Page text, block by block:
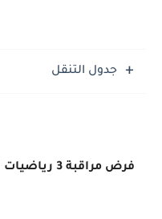
جدول التنقل
فرض مراقبة 3 رياضيات